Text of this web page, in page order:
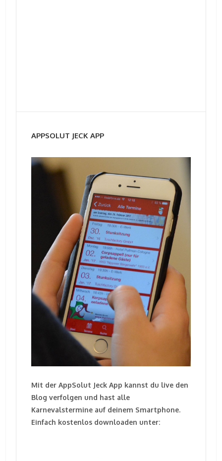
APPSOLUT JECK APP
Mit der AppSolut Jeck App kannst du live den
Blog verfolgen und hast alle
Karnevalstermine auf deinem Smartphone.
Einfach kostenlos downloaden unter: